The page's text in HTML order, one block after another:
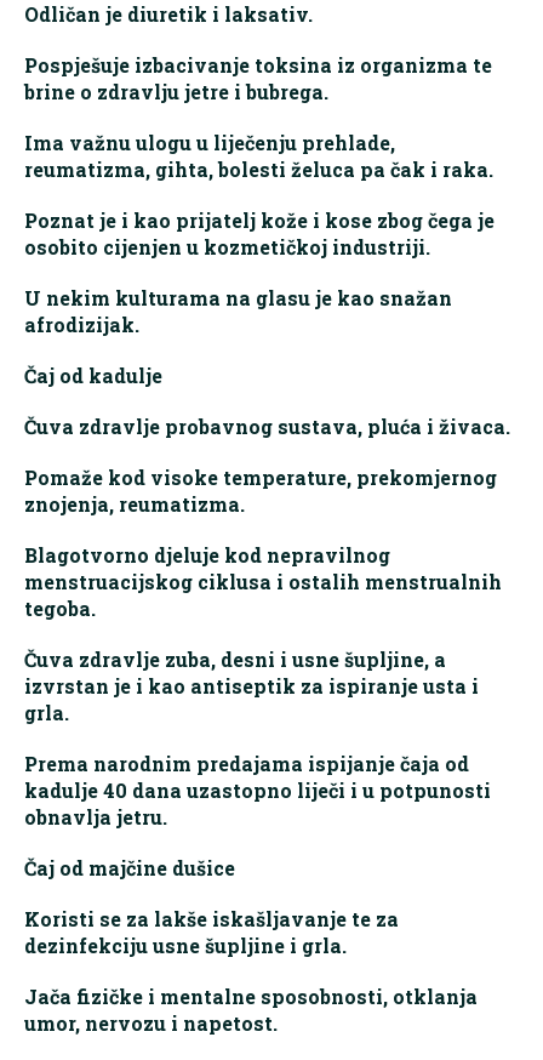
Odličan je diuretik i laksativ.
Pospješuje izbacivanje toksina iz organizma te
brine o zdravlju jetre i bubrega.
Ima važnu ulogu u liječenju prehlade,
reumatizma, gihta, bolesti želuca pa čak i raka.
Poznat je i kao prijatelj kože i kose zbog čega je
osobito cijenjen u kozmetičkoj industriji.
U nekim kulturama na glasu je kao snažan
afrodizijak.
Čaj od kadulje
Čuva zdravlje probavnog sustava, pluća i živaca.
Pomaže kod visoke temperature, prekomjernog
znojenja, reumatizma.
Blagotvorno djeluje kod nepravilnog
menstruacijskog ciklusa i ostalih menstrualnih
tegoba.
Čuva zdravlje zuba, desni i usne šupljine, a
izvrstan je i kao antiseptik za ispiranje usta i
grla.
Prema narodnim predajama ispijanje čaja od
kadulje 40 dana uzastopno liječi i u potpunosti
obnavlja jetru.
Čaj od majčine dušice
Koristi se za lakše iskašljavanje te za
dezinfekciju usne šupljine i grla.
Jača fizičke i mentalne sposobnosti, otklanja
umor, nervozu i napetost.